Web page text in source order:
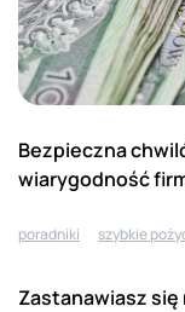
Bezpieczna
wiarygodność
poradniki szybkie
Zastanawiasz